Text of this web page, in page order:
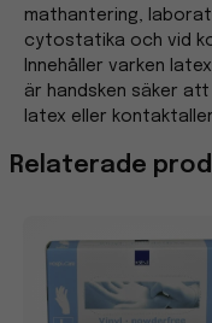
Relaterade
mathantering,
cytostatika och vid
Innehåller varken
är handsken säker
latex eller